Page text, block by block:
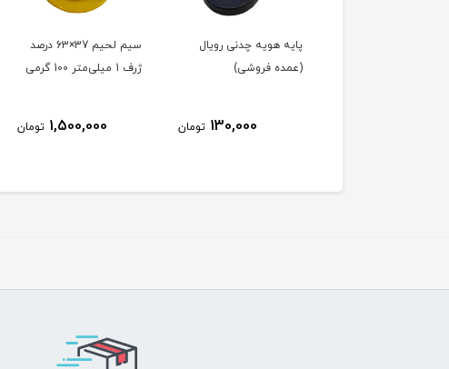
سیم لحیم 37×63 درصد
ژرف 1 میلی‌متر 100 گرمی
1,500,000 تومان
سیم لحیم 1 متری 37×63
درصد
75,000 تومان